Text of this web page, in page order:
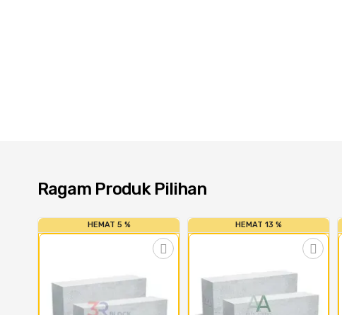
Ragam Produk Pilihan
HEMAT 5 % HEMAT 13 %